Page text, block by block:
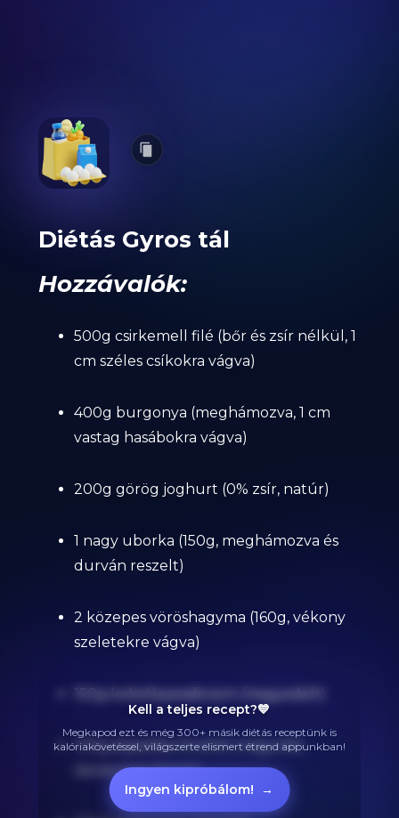
Diétás Gyros tál
Hozzávalók:
500g csirkemell filé (bőr és zsír nélkül, 1
cm széles csíkokra vágva)
400g burgonya (meghámozva, 1 cm
vastag hasábokra vágva)
200g görög joghurt (0% zsír, natúr)
1 nagy uborka (150g, meghámozva és
durván reszelt)
2 közepes vöröshagyma (160g, vékony
szeletekre vágva)
150g koktélparadicsom (negyedelt)
100g jégsaláta levelek (nagyobb
darabokra tépett)
Kell a teljes recept?💙
Megkapod ezt és még 300+ másik diétás receptünk is
kalóriakövetéssel, világszerte elismert étrend appunkban!
Ingyen kipróbálom! →